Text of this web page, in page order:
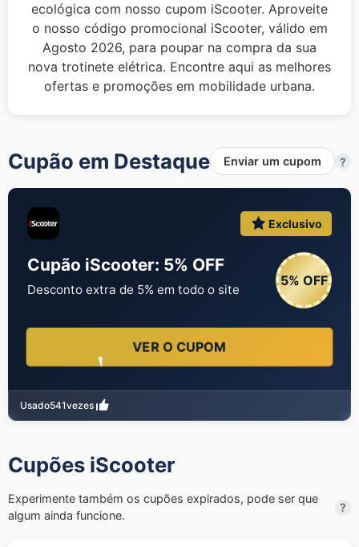
ecológica com nosso cupom iScooter. Aproveite
o nosso código promocional iScooter, válido em
Agosto 2026, para poupar na compra da sua
nova trotinete elétrica. Encontre aqui as melhores
ofertas e promoções em mobilidade urbana.
Cupão em Destaque Enviar um cupom ?
Exclusivo
Cupão iScooter: 5% OFF
Desconto extra de 5% em todo o site
5% OFF
VER O CUPOM
Usado541vezes
Cupões iScooter
Experimente também os cupões expirados, pode ser que
algum ainda funcione.
?